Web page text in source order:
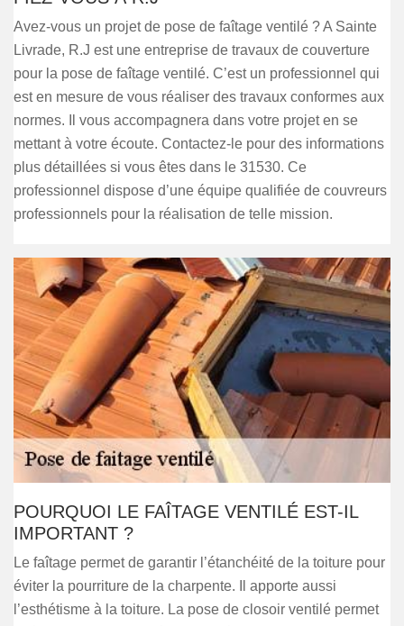
Avez-vous un projet de pose de faîtage ventilé ? A Sainte
Livrade, R.J est une entreprise de travaux de couverture
pour la pose de faîtage ventilé. C’est un professionnel qui
est en mesure de vous réaliser des travaux conformes aux
normes. Il vous accompagnera dans votre projet en se
mettant à votre écoute. Contactez-le pour des informations
plus détaillées si vous êtes dans le 31530. Ce
professionnel dispose d’une équipe qualifiée de couvreurs
professionnels pour la réalisation de telle mission.
POURQUOI LE FAÎTAGE VENTILÉ EST-IL
IMPORTANT ?
Le faîtage permet de garantir l’étanchéité de la toiture pour
éviter la pourriture de la charpente. Il apporte aussi
l’esthétisme à la toiture. La pose de closoir ventilé permet